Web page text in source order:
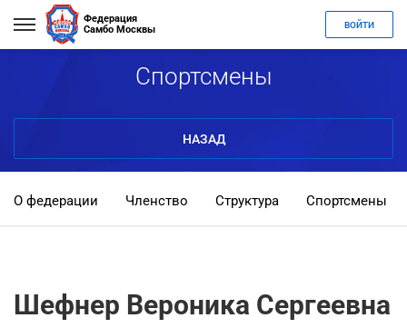
Федерация
Самбо Москвы
ВОЙТИ
Спортсмены
НАЗАД
О федерации Членство Структура Спортсмены
Шефнер Вероника Сергеевна